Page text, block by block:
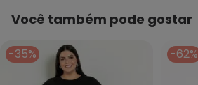
Você também pode gostar
-35% -62%